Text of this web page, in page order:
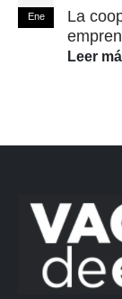
Ene
La
Leer